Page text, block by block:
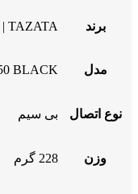
برند TAZATA | تازاتا
مدل BLACK
نوع اتصال بی سیم
وزن 228 گرم